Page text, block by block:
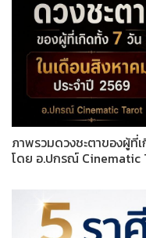
ภาพรวมดวงชะตาของผู้ที่
โดย อ.ปกรณ์ Cinematic